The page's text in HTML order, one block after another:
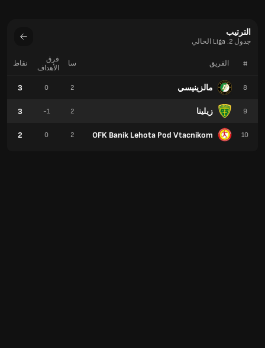
الترتيب
جدول 2. Liga الحالي
# الفريق
8 مالزينيسي
9 زيلينا
10
OFK Banik Lehota Pod Vtacnikom
سا
فرق
الأهداف
نقاط
2
0
3
2
-1
3
2
0
2